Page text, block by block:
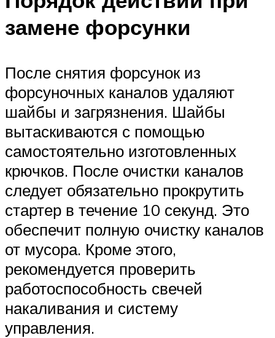
замене форсунки
После снятия форсунок из
форсуночных каналов удаляют
шайбы и загрязнения. Шайбы
вытаскиваются с помощью
самостоятельно изготовленных
крючков. После очистки каналов
следует обязательно прокрутить
стартер в течение 10 секунд. Это
обеспечит полную очистку каналов
от мусора. Кроме этого,
рекомендуется проверить
работоспособность свечей
накаливания и систему
управления.